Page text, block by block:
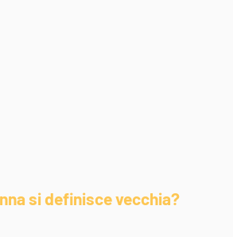
si definisce vecchia?